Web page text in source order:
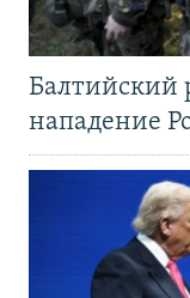
Балтийский
нападение